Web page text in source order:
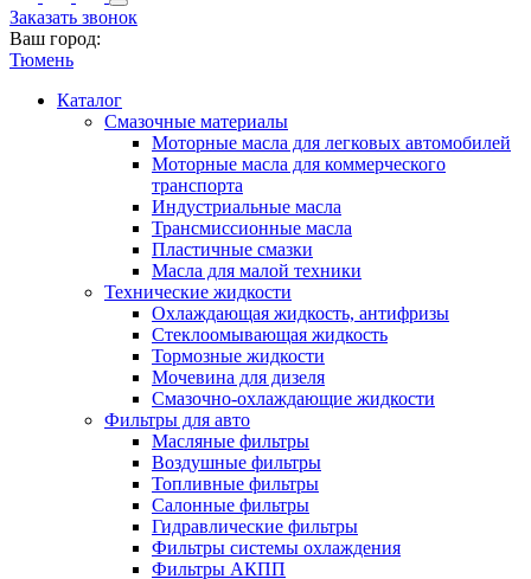
Заказать звонок
Ваш город:
Тюмень
Каталог
Смазочные материалы
Моторные масла для легковых автомобилей
Моторные масла для коммерческого
транспорта
Индустриальные масла
Трансмиссионные масла
Пластичные смазки
Масла для малой техники
Технические жидкости
Охлаждающая жидкость, антифризы
Стеклоомывающая жидкость
Тормозные жидкости
Мочевина для дизеля
Смазочно-охлаждающие жидкости
Фильтры для авто
Масляные фильтры
Воздушные фильтры
Топливные фильтры
Салонные фильтры
Гидравлические фильтры
Фильтры системы охлаждения
Фильтры АКПП